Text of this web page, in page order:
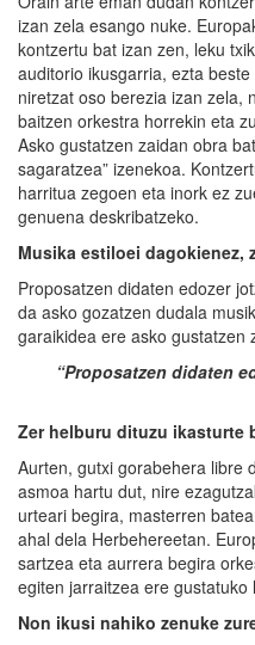
izan zela esango nuke.
kontzertu bat izan zen, leku
auditorio ikusgarria, ezta
niretzat oso berezia izan zela,
baitzen orkestra horrekin eta
Asko gustatzen zaidan obra
sagaratzea” izenekoa.
harritua zegoen eta inork ez
genuena deskribatzeko.
Musika estiloei dagokienez,
Proposatzen didaten edozer
da asko gozatzen dudala
garaikidea ere asko gustatzen
“Proposatzen didaten
Zer helburu dituzu ikasturte
Aurten, gutxi gorabehera libre
asmoa hartu dut, nire
urteari begira, masterren
ahal dela Herbehereetan.
sartzea eta aurrera begira
egiten jarraitzea ere gustatuko
Non ikusi nahiko zenuke